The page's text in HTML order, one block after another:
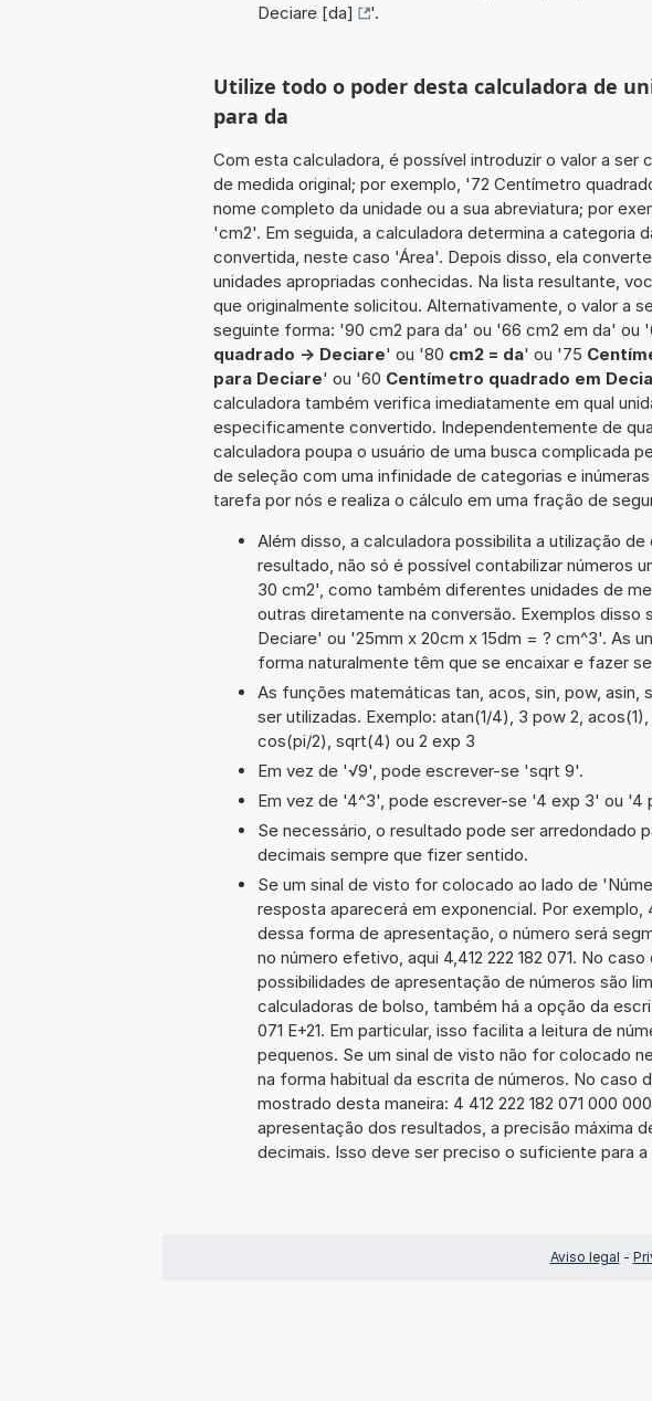
Deciare [da]
'.
Utilize todo o poder desta calculadora de
para da
Com esta calculadora, é possível introduzir o valor a ser
de medida original; por exemplo, '72 Centímetro
nome completo da unidade ou a sua abreviatura; por
'cm2'. Em seguida, a calculadora determina a categoria
convertida, neste caso 'Área'. Depois disso, ela
unidades apropriadas conhecidas. Na lista resultante,
que originalmente solicitou. Alternativamente, o valor a
seguinte forma: '90 cm2 para da' ou '66 cm2 em da' ou
quadrado -> Deciare' ou '80 cm2 = da' ou '75
para Deciare' ou '60 Centímetro quadrado em
calculadora também verifica imediatamente em qual
especificamente convertido. Independentemente de
calculadora poupa o usuário de uma busca complicada
de seleção com uma infinidade de categorias e
tarefa por nós e realiza o cálculo em uma fração de
Além disso, a calculadora possibilita a utilização
resultado, não só é possível contabilizar números
30 cm2', como também diferentes unidades de
outras diretamente na conversão. Exemplos
Deciare' ou '25mm x 20cm x 15dm = ? cm^3'. As
forma naturalmente têm que se encaixar e fazer
As funções matemáticas tan, acos, sin, pow,
ser utilizadas. Exemplo: atan(1/4), 3 pow 2,
cos(pi/2), sqrt(4) ou 2 exp 3
Em vez de '√9', pode escrever-se 'sqrt 9'.
Em vez de '4^3', pode escrever-se '4 exp 3' ou '4
Se necessário, o resultado pode ser arredondado
decimais sempre que fizer sentido.
Se um sinal de visto for colocado ao lado de
resposta aparecerá em exponencial. Por exemplo,
dessa forma de apresentação, o número será
no número efetivo, aqui 4,412 222 182 071. No
possibilidades de apresentação de números são
calculadoras de bolso, também há a opção da
071 E+21. Em particular, isso facilita a leitura de
pequenos. Se um sinal de visto não for colocado
na forma habitual da escrita de números. No caso
mostrado desta maneira: 4 412 222 182 071 000
apresentação dos resultados, a precisão máxima
decimais. Isso deve ser preciso o suficiente para a
Aviso legal -